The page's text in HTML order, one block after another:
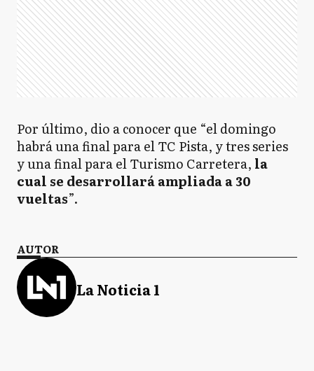
Por último, dio a conocer que “el domingo
habrá una final para el TC Pista, y tres series
y una final para el Turismo Carretera, la
cual se desarrollará ampliada a 30
vueltas”.
AUTOR
La Noticia 1